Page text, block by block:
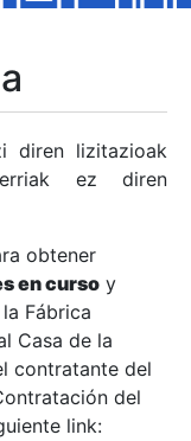
diren lizitazioak
ez diren
obtener
en curso y
Fábrica
Casa de la
contratante del
del
link: